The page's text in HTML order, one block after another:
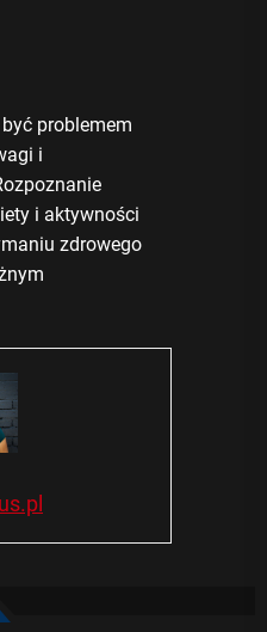
problemem
i
i aktywności
zdrowego